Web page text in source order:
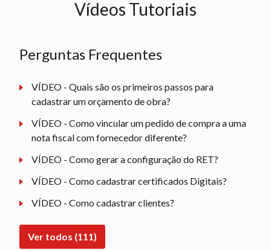
Vídeos Tutoriais
Perguntas Frequentes
VÍDEO - Quais são os primeiros passos para
cadastrar um orçamento de obra?
VÍDEO - Como vincular um pedido de compra a uma
nota fiscal com fornecedor diferente?
VÍDEO - Como gerar a configuração do RET?
VÍDEO - Como cadastrar certificados Digitais?
VÍDEO - Como cadastrar clientes?
Ver todos (111)